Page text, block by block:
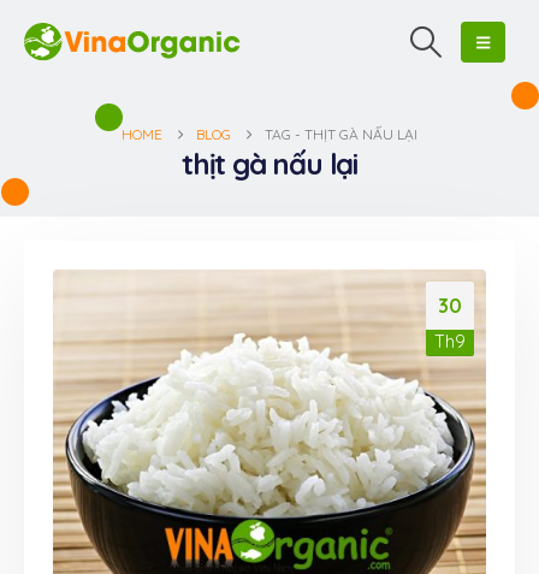
HOME BLOG TAG - THỊT GÀ NẤU LẠI
thịt gà nấu lại
30
Th9